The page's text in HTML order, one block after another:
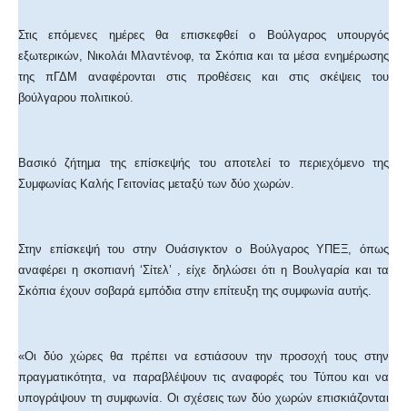
Στις επόμενες ημέρες θα επισκεφθεί ο Βούλγαρος υπουργός
εξωτερικών, Νικολάι Μλαντένοφ, τα Σκόπια και τα μέσα ενημέρωσης
της πΓΔΜ αναφέρονται στις προθέσεις και στις σκέψεις του
βούλγαρου πολιτικού.
Βασικό ζήτημα της επίσκεψής του αποτελεί το περιεχόμενο της
Συμφωνίας Καλής Γειτονίας μεταξύ των δύο χωρών.
Στην επίσκεψή του στην Ουάσιγκτον ο Βούλγαρος ΥΠΕΞ, όπως
αναφέρει η σκοπιανή ‘Σίτελ’ , είχε δηλώσει ότι η Βουλγαρία και τα
Σκόπια έχουν σοβαρά εμπόδια στην επίτευξη της συμφωνία αυτής.
«Οι δύο χώρες θα πρέπει να εστιάσουν την προσοχή τους στην
πραγματικότητα, να παραβλέψουν τις αναφορές του Τύπου και να
υπογράψουν τη συμφωνία. Οι σχέσεις των δύο χωρών επισκιάζονται